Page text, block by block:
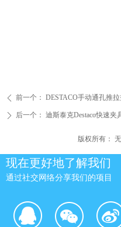
ꄴ 前一个： DESTACO手动通孔推
ꄲ 后一个： 迪斯泰克Destaco快速
现在更好地了解我们
通过社交网络分享我们的项目
版权所有：